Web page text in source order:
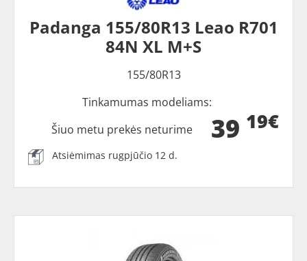
Padanga 155/80R13 Leao R701
84N XL M+S
155/80R13
Tinkamumas modeliams:
39 19€
Šiuo metu prekės neturime
Atsiėmimas rugpjūčio 12 d.